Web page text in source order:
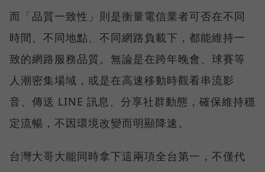
而「品質一致性」則是衡量電信業者可否在不同
時間、不同地點、不同網路負載下，都能維持一
致的網路服務品質。無論是在跨年晚會、球賽等
人潮密集場域，或是在高速移動時觀看串流影
音、傳送 LINE 訊息、分享社群動態，確保維持穩
定流暢，不因環境改變而明顯降速。
台灣大哥大能同時拿下這兩項全台第一，不僅代